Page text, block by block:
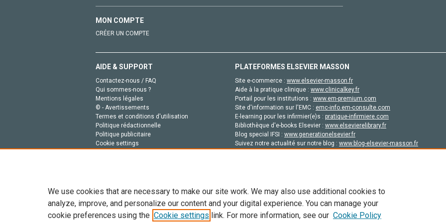
MON COMPTE
CRÉER UN COMPTE
AIDE & SUPPORT
Contactez-nous / FAQ
Qui sommes-nous ?
Mentions légales
© - Avertissements
Termes et conditions d'utilisation
Politique rédactionnelle
Politique publicitaire
Cookie settings
PLATEFORMES ELSEVIER MASSON
Site e-commerce : www.elsevier-masson.fr
Aide à la pratique clinique : www.clinicalkey.fr
Portail pour les institutions : www.em-premium.com
Site d'information sur l'EMC : emc-info.em-consulte.com
E-learning pour les infirmier(e)s : pratique-infirmiere.com
Bibliothèque d'e-books Elsevier : www.elsevierelibrary.fr
Blog special IFSI : www.generationelsevier.fr
Suivez notre actualité sur notre blog : www.blog-elsevier-masson.fr
Tout le contenu de ce site: Copyright © 2026 Elsevier, ses concédants de licence et ses contributeurs. Tout les droits sont réservés,
We use cookies that are necessary to make our site work. We may also use additional cookies to
analyze, improve, and personalize our content and your digital experience. You can manage your
cookie preferences using the Cookie settings link. For more information, see our Cookie Policy